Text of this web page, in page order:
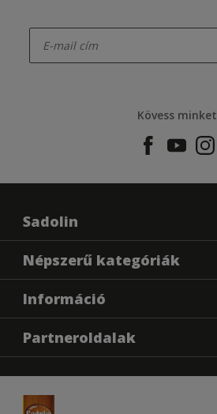
Kövess minket
Sadolin
Találj egy színt
Üzlet kereső
Oldaltérkép
Népszerű kategóriák
Festési tanácsok
Inspiráció
Termékek
Információ
Színpontosság
Hozzáférhetőség
Partneroldalak
Dulux